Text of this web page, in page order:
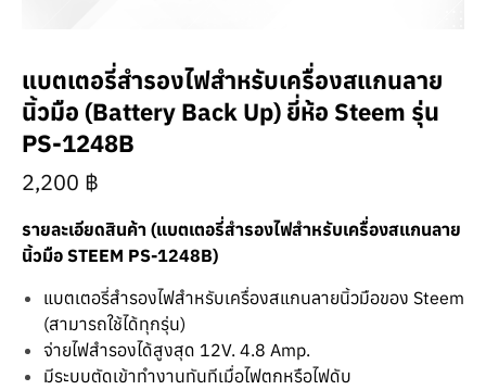
แบตเตอรี่สำรองไฟสำหรับเครื่องสแกนลาย
นิ้วมือ (Battery Back Up) ยี่ห้อ Steem รุ่น
PS-1248B
2,200 ฿
รายละเอียดสินค้า (แบตเตอรี่สำรองไฟสำหรับเครื่องสแกนลาย
นิ้วมือ STEEM PS-1248B)
แบตเตอรี่สำรองไฟสำหรับเครื่องสแกนลายนิ้วมือของ Steem
(สามารถใช้ได้ทุกรุ่น)
จ่ายไฟสำรองได้สูงสุด 12V. 4.8 Amp.
มีระบบตัดเข้าทำงานทันทีเมื่อไฟตกหรือไฟดับ